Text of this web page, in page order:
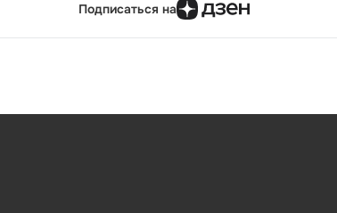
Подписаться на